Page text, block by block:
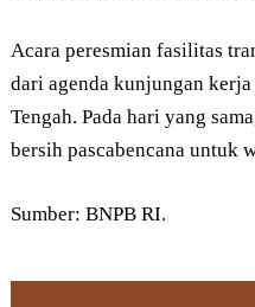
Acara peresmian fasilitas
dari agenda kunjungan
Tengah. Pada hari yang
bersih pascabencana untuk
Sumber: BNPB RI.